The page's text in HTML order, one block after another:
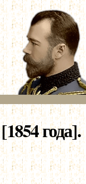
года].